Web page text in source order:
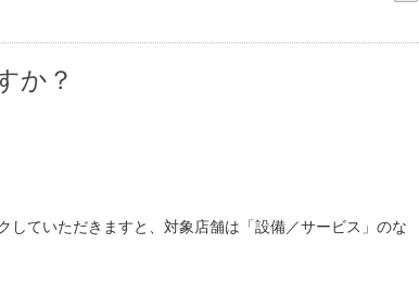
か？
ていただきますと、対象店舗は「設備／サービス」のな